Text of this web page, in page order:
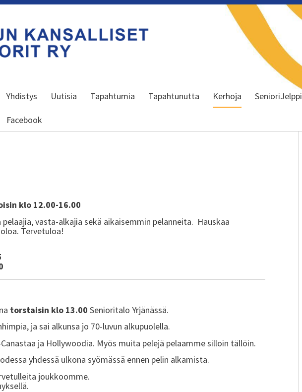
ry
Yhdistys Uutisia Tapahtumia Tapahtunutta Kerhoja SenioriJelppi
Facebook
klo 12.00-16.00
vasta-alkajia sekä aikaisemmin pelanneita. Hauskaa
Tervetuloa!
torstaisin klo 13.00 Senioritalo Yrjänässä.
ja sai alkunsa jo 70-luvun alkupuolella.
ja Hollywoodia. Myös muita pelejä pelaamme silloin tällöin.
yhdessä ulkona syömässä ennen pelin alkamista.
joukkoomme.